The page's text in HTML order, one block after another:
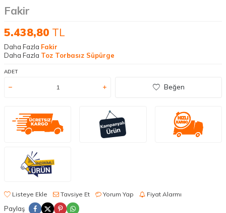
Fakir
5.438,80 TL
Daha Fazla Fakir
Daha Fazla Toz Torbasız Süpürge
ADET
Beğen
Listeye Ekle Tavsiye Et Yorum Yap Fiyat Alarmı
Paylaş